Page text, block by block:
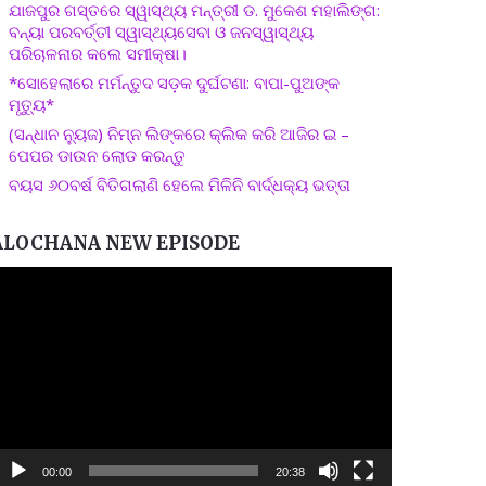
ଯାଜପୁର ଗସ୍ତରେ ସ୍ୱାସ୍ଥ୍ୟ ମନ୍ତ୍ରୀ ଡ. ମୁକେଶ ମହାଲିଙ୍ଗ:
ବନ୍ୟା ପରବର୍ତ୍ତୀ ସ୍ୱାସ୍ଥ୍ୟସେବା ଓ ଜନସ୍ୱାସ୍ଥ୍ୟ
ପରିଚାଳନାର କଲେ ସମୀକ୍ଷା।
*ସୋହେଲାରେ ମର୍ମନ୍ତୁଦ ସଡ଼କ ଦୁର୍ଘଟଣା: ବାପା-ପୁଅଙ୍କ
ମୃତ୍ୟୁ*
(ସନ୍ଧାନ ନ୍ୟୁଜ) ନିମ୍ନ ଲିଙ୍କରେ କ୍ଲିକ କରି ଆଜିର ଇ –
ପେପର ଡାଉନ ଲୋଡ କରନ୍ତୁ
ବୟସ ୬୦ବର୍ଷ ବିତିଗଲାଣି ହେଲେ ମିଳିନି ବାର୍ଦ୍ଧକ୍ୟ ଭତ୍ତା
NEW EPISODE
00:00 20:38